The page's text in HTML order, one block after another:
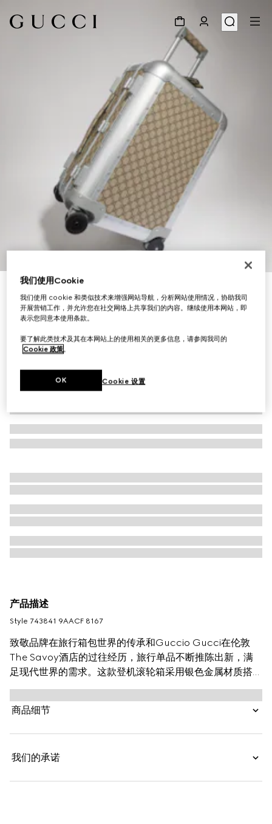
Gucci Porter系列登机滚轮箱
A$5,250
相关款式米色和乌木色GG Supreme帆布
产品描述
Style ‎743841 9AACF 8167
致敬品牌在旅行箱包世界的传承和Guccio Gucci在伦敦
The Savoy酒店的过往经历，旅行单品不断推陈出新，满
足现代世界的需求。这款登机滚轮箱采用银色金属材质搭配
米色和乌木色GG Supreme帆布制作，呈现别具一格的旅
行单品。
商品细节
我们的承诺
我们使用Cookie
我们使用 cookie 和类似技术来增强网站导航，分析网站使用情况，协助我司
开展营销工作，并允许您在社交网络上共享我们的内容。继续使用本网站，即
表示您同意本使用条款。
要了解此类技术及其在本网站上的使用相关的更多信息，请参阅我司的
Cookie 政策。
Cookie 设置
OK